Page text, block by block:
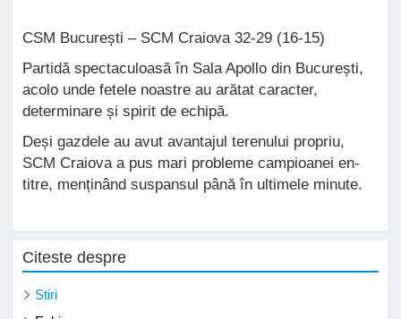
CSM București – SCM Craiova 32-29 (16-15)
Partidă spectaculoasă în Sala Apollo din București,
acolo unde fetele noastre au arătat caracter,
determinare și spirit de echipă.
Deși gazdele au avut avantajul terenului propriu,
SCM Craiova a pus mari probleme campioanei en-
titre, menținând suspansul până în ultimele minute.
Citeste despre
Stiri